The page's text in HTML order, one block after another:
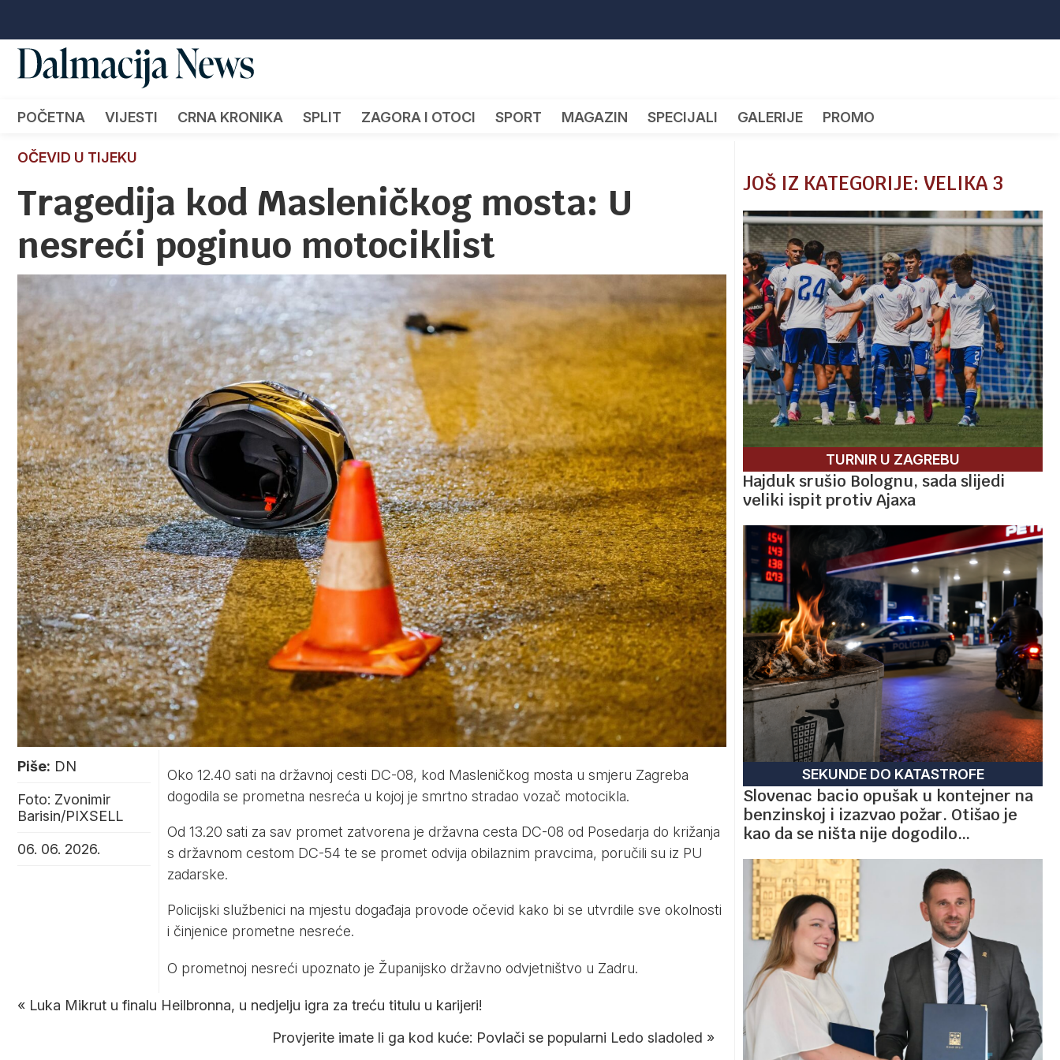
POČETNA VIJESTI CRNA KRONIKA SPLIT ZAGORA I OTOCI SPORT MAGAZIN SPECIJALI GALERIJE PROMO
OČEVID U TIJEKU
Tragedija kod Masleničkog mosta: U
nesreći poginuo motociklist
Piše: DN
Foto: Zvonimir
Barisin/PIXSELL
06. 06. 2026.
Oko 12.40 sati na državnoj cesti DC-08, kod Masleničkog mosta u smjeru Zagreba
dogodila se prometna nesreća u kojoj je smrtno stradao vozač motocikla.
Od 13.20 sati za sav promet zatvorena je državna cesta DC-08 od Posedarja do križanja
s državnom cestom DC-54 te se promet odvija obilaznim pravcima, poručili su iz PU
zadarske.
Policijski službenici na mjestu događaja provode očevid kako bi se utvrdile sve okolnosti
i činjenice prometne nesreće.
O prometnoj nesreći upoznato je Županijsko državno odvjetništvo u Zadru.
« Luka Mikrut u finalu Heilbronna, u nedjelju igra za treću titulu u karijeri!
Provjerite imate li ga kod kuće: Povlači se popularni Ledo sladoled »
JOŠ IZ KATEGORIJE: VELIKA 3
TURNIR U ZAGREBU
Hajduk srušio Bolognu, sada slijedi
veliki ispit protiv Ajaxa
SEKUNDE DO KATASTROFE
Slovenac bacio opušak u kontejner na
benzinskoj i izazvao požar. Otišao je
kao da se ništa nije dogodilo…